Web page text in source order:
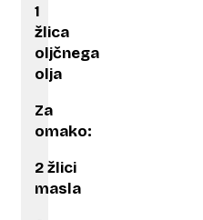
1
žlica
oljčnega
olja
Za
omako:
2 žlici
masla